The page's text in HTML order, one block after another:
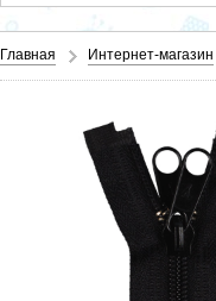
Главная Интернет-магазин